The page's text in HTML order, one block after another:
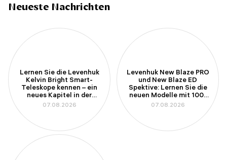
Neueste Nachrichten
Lernen Sie die Levenhuk
Kelvin Bright Smart-
Teleskope kennen – ein
neues Kapitel in der
Amateurastronomie
07.08.2026
Levenhuk New Blaze PRO
und New Blaze ED
Spektive: Lernen Sie die
neuen Modelle mit 100-
mm-Apertur kennen
07.08.2026